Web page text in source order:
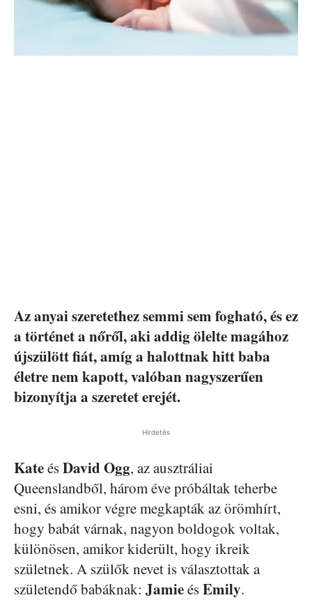
Az anyai szeretethez semmi sem fogható, és ez
a történet a nőről, aki addig ölelte magához
újszülött fiát, amíg a halottnak hitt baba
életre nem kapott, valóban nagyszerűen
bizonyítja a szeretet erejét.
Hirdetés
KateésDavid Ogg, az ausztráliai
Queenslandből, három éve próbáltak teherbe
esni, és amikor végre megkapták az örömhírt,
hogy babát várnak, nagyon boldogok voltak,
különösen, amikor kiderült, hogy ikreik
születnek. A szülők nevet is választottak a
születendő babáknak: JamieésEmily.